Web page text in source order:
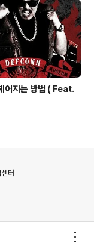
어지는 방법 ( Feat.
터